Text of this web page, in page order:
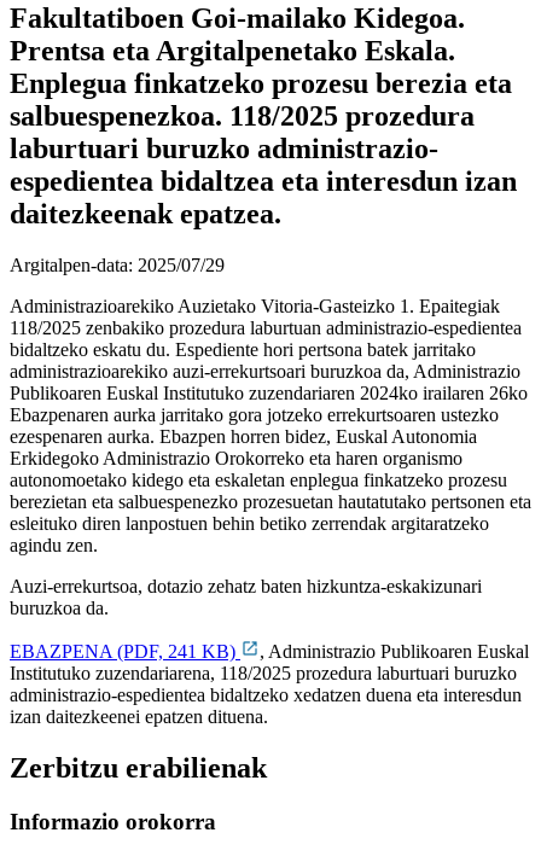
Fakultatiboen Goi-mailako Kidegoa.
Prentsa eta Argitalpenetako Eskala.
Enplegua finkatzeko prozesu berezia eta
salbuespenezkoa. 118/2025 prozedura
laburtuari buruzko administrazio-
espedientea bidaltzea eta interesdun izan
daitezkeenak epatzea.
Argitalpen-data: 2025/07/29
Administrazioarekiko Auzietako Vitoria-Gasteizko 1. Epaitegiak
118/2025 zenbakiko prozedura laburtuan administrazio-espedientea
bidaltzeko eskatu du. Espediente hori pertsona batek jarritako
administrazioarekiko auzi-errekurtsoari buruzkoa da, Administrazio
Publikoaren Euskal Institutuko zuzendariaren 2024ko irailaren 26ko
Ebazpenaren aurka jarritako gora jotzeko errekurtsoaren ustezko
ezespenaren aurka. Ebazpen horren bidez, Euskal Autonomia
Erkidegoko Administrazio Orokorreko eta haren organismo
autonomoetako kidego eta eskaletan enplegua finkatzeko prozesu
berezietan eta salbuespenezko prozesuetan hautatutako pertsonen eta
esleituko diren lanpostuen behin betiko zerrendak argitaratzeko
agindu zen.
Auzi-errekurtsoa, dotazio zehatz baten hizkuntza-eskakizunari
buruzkoa da.
EBAZPENA (PDF, 241 KB)
, Administrazio Publikoaren Euskal
Institutuko zuzendariarena, 118/2025 prozedura laburtuari buruzko
administrazio-espedientea bidaltzeko xedatzen duena eta interesdun
izan daitezkeenei epatzen dituena.
Zerbitzu erabilienak
Informazio orokorra